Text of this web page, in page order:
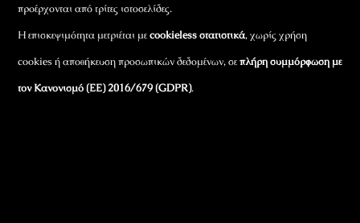
προέρχονται από τρίτες ιστοσελίδες.
Η επισκεψιμότητα μετριέται μεcookieless στατιστικά, χωρίς χρήση
cookies ή αποθήκευση προσωπικών δεδομένων, σεπλήρη συμμόρφωση με
τον Κανονισμό (ΕΕ) 2016/679 (GDPR).